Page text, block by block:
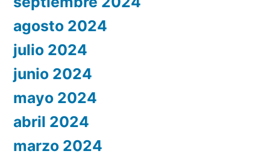
agosto 2024
julio 2024
junio 2024
mayo 2024
abril 2024
marzo 2024